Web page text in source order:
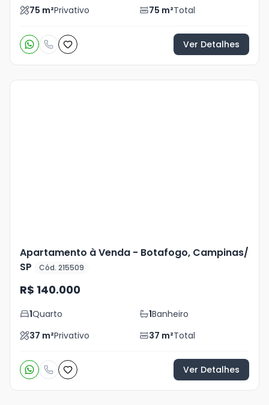
75 m²Privativo 75 m²Total
Ver Detalhes
Apartamento à Venda - Botafogo, Campinas/
SP
Cód. 215509
R$ 140.000
1Quarto 1Banheiro
37 m²Privativo 37 m²Total
Ver Detalhes